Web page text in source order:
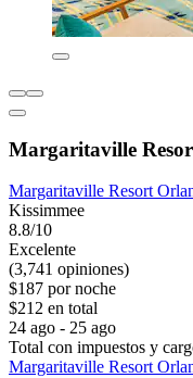
Margaritaville
Margaritaville Resort
Kissimmee
8.8/10
Excelente
(3,741 opiniones)
$187 por noche
$212 en total
24 ago - 25 ago
Total con impuestos y
Margaritaville Resort